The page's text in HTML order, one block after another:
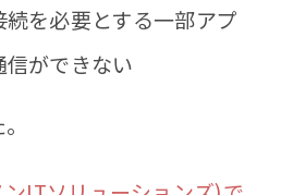
を必要とする一部アプ
信ができない